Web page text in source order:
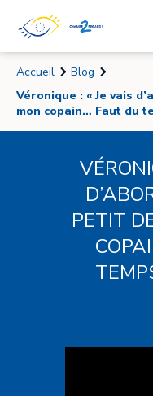
Accueil
Blog
Véronique : « Je vais
mon copain… Faut du
PETIT